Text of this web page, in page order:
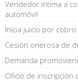
Vendedor intima a
automóvil
Inicia juicio por
Cesión onerosa de
Demanda
Oficio de inscripción